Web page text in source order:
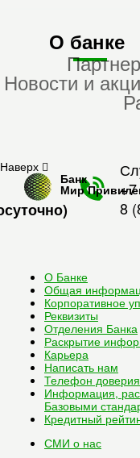
О банке
Новости и
8
Наверх
Банк
Мир
О Банке
Общая
Корпоративное
Реквизиты
Отделения Банка
Раскрытие
Карьера
Написать нам
Телефон доверия
Информация,
Базовыми
Кредитный
СМИ о нас